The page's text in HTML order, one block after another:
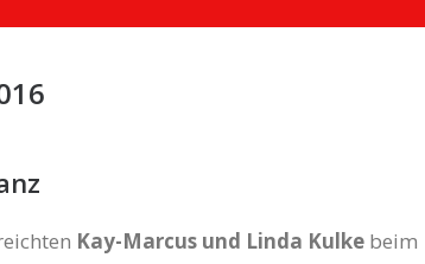
Kay-Marcus und Linda Kulkebeim